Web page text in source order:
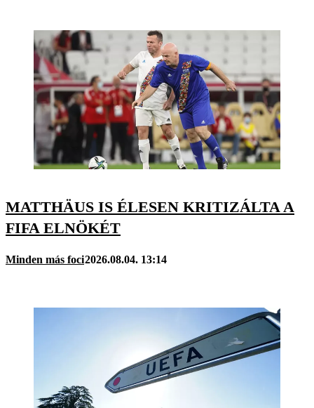
MATTHÄUS IS ÉLESEN KRITIZÁLTA A
FIFA ELNÖKÉT
Minden más foci2026.08.04. 13:14